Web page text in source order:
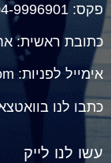
פקס: 04-9996901
כתובת ראשית: אח"י
אימייל לפניות:
כתבו לנו ב
עשו לנו לייק